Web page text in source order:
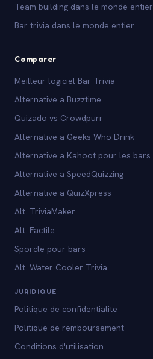
Team building dans le monde entier
Bar trivia dans le monde entier
Comparer
Meilleur logiciel Bar Trivia
Alternative a Buzztime
Quizado vs Crowdpurr
Alternative a Geeks Who Drink
Alternative a Kahoot pour les bars
Alternative a SpeedQuizzing
Alternative a QuizXpress
Alt. TriviaMaker
Alt. Factile
Sporcle pour bars
Alt. Water Cooler Trivia
JURIDIQUE
Politique de confidentialite
Politique de remboursement
Conditions d'utilisation